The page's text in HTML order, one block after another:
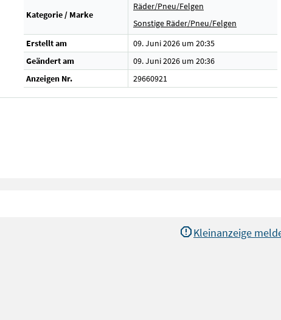
Kategorie / Marke
Räder/Pneu/Felgen
Sonstige Räder/Pneu/Felgen
Erstellt am
09. Juni 2026 um 20:35
Geändert am
09. Juni 2026 um 20:36
Anzeigen Nr.
29660921
Kleinanzeige